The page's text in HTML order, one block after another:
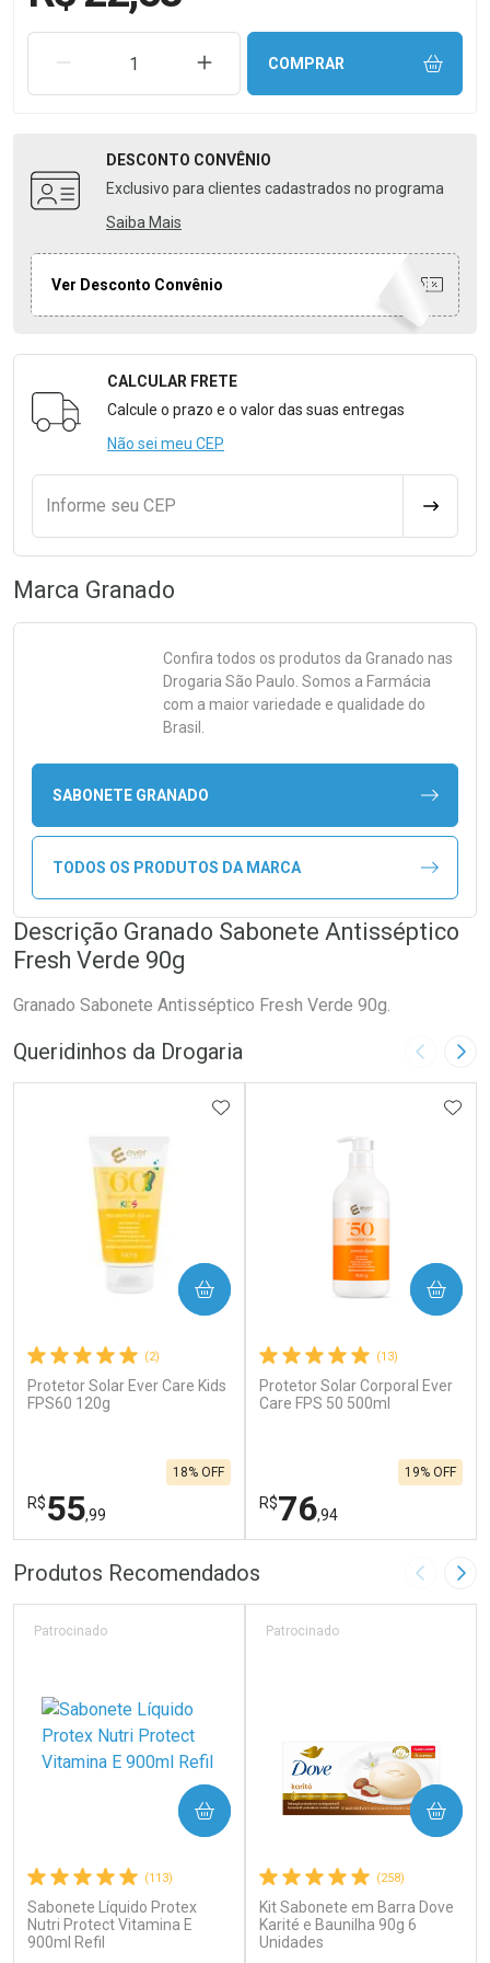
REMOVER UMA UNIDADEAUMENTAR UMA UNIDADE
COMPRAR
DESCONTO CONVÊNIO
Exclusivo para clientes cadastrados no programa
Saiba Mais
Ver Desconto Convênio
Formulário para Calcular o Frete
CALCULAR FRETE
Calcule o prazo e o valor das suas entregas
Não sei meu CEP
Informe seu CEP
Marca Granado
Confira todos os produtos da Granado nas
Drogaria São Paulo. Somos a Farmácia
com a maior variedade e qualidade do
Brasil.
SABONETE GRANADO
TODOS OS PRODUTOS DA MARCA
Descrição Granado Sabonete Antisséptico
Fresh Verde 90g
Granado Sabonete Antisséptico Fresh Verde 90g.
Queridinhos da Drogaria Imagem
(2)
Protetor Solar Ever Care Kids
FPS60 120g
R$55,99
18% OFF
ADICIONAR AOS FAVORITOS
COMPRAR
FECHAR
Laboratório
Ativar Desconto
FECHAR
Por Menos
Comprar sem Desconto
(13)
Protetor Solar Corporal Ever
Care FPS 50 500ml
R$76,94
19% OFF
COMPRAR
Laboratório
Ativar Desconto
Por Menos
Comprar sem Desconto
Produtos Recomendados Imagem
(113)
Sabonete Líquido Protex
Nutri Protect Vitamina E
900ml Refil
Patrocinado
COMPRAR
(258)
Kit Sabonete em Barra Dove
Karité e Baunilha 90g 6
Unidades
Patrocinado
COMPRAR